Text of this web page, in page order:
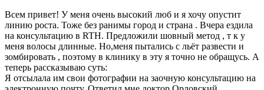
Всем привет! У меня очень высокий люб и я хочу опустит
линию роста. Тоже без ранимы город и страна . Вчера ездила
на консультацию в RTH. Предложили шовный метод , т к у
меня волосы длинные. Но,меня пытались с льёт развести и
зомбировать , поэтому в клинику в эту я точно не обращусь. А
теперь рассказываю суть:
Я отсылала им свои фотографии на заочную консультацию на